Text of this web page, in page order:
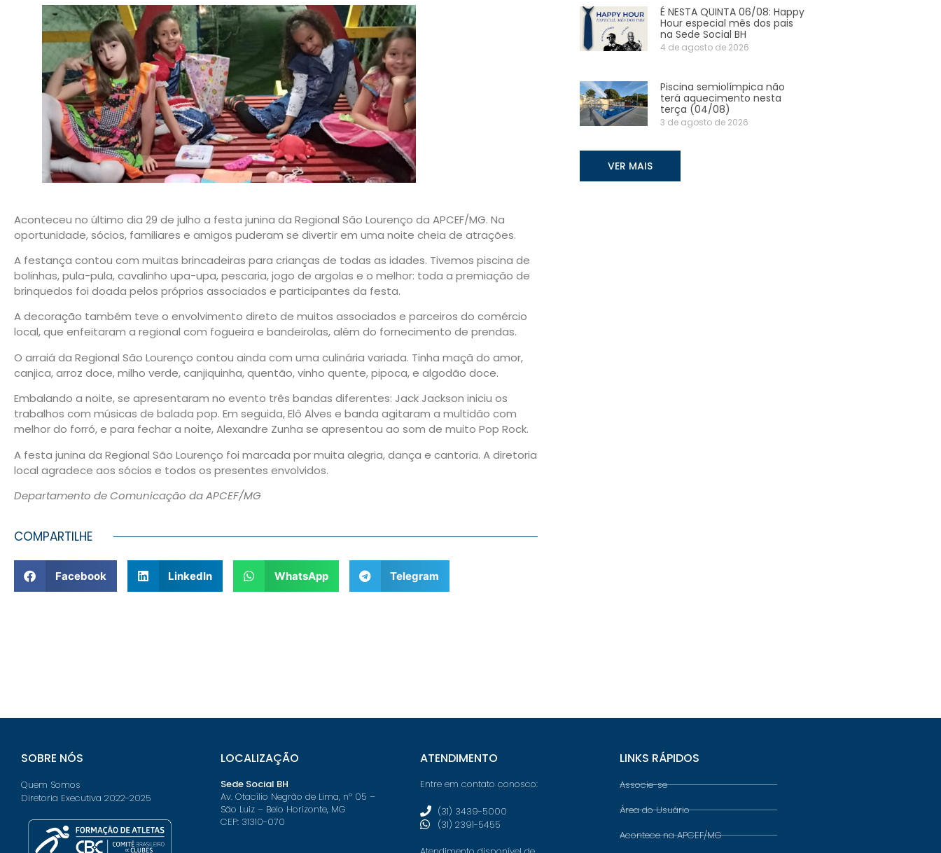
Aconteceu no último dia 29 de julho a festa junina da Regional São Lourenço da APCEF/MG. Na
oportunidade, sócios, familiares e amigos puderam se divertir em uma noite cheia de atrações.
A festança contou com muitas brincadeiras para crianças de todas as idades. Tivemos piscina de
bolinhas, pula-pula, cavalinho upa-upa, pescaria, jogo de argolas e o melhor: toda a premiação de
brinquedos foi doada pelos próprios associados e participantes da festa.
A decoração também teve o envolvimento direto de muitos associados e parceiros do comércio
local, que enfeitaram a regional com fogueira e bandeirolas, além do fornecimento de prendas.
O arraiá da Regional São Lourenço contou ainda com uma culinária variada. Tinha maçã do amor,
canjica, arroz doce, milho verde, canjiquinha, quentão, vinho quente, pipoca, e algodão doce.
Embalando a noite, se apresentaram no evento três bandas diferentes: Jack Jackson iniciu os
trabalhos com músicas de balada pop. Em seguida, Elô Alves e banda agitaram a multidão com
melhor do forró, e para fechar a noite, Alexandre Zunha se apresentou ao som de muito Pop Rock.
A festa junina da Regional São Lourenço foi marcada por muita alegria, dança e cantoria. A diretoria
local agradece aos sócios e todos os presentes envolvidos.
Departamento de Comunicação da APCEF/MG
COMPARTILHE
Facebook LinkedIn WhatsApp Telegram
É NESTA QUINTA 06/08: Happy
Hour especial mês dos pais
na Sede Social BH
4 de agosto de 2026
Piscina semiolímpica não
terá aquecimento nesta
terça (04/08)
3 de agosto de 2026
VER MAIS
SOBRE NÓS
Quem Somos
Diretoria Executiva 2022-2025
LOCALIZAÇÃO
Sede Social BH
Av. Otacílio Negrão de Lima, nº 05 –
São Luiz – Belo Horizonte, MG
CEP: 31310-070
ATENDIMENTO
Entre em contato conosco:
(31) 3439-5000
(31) 2391-5455
LINKS RÁPIDOS
Associe-se
Área do Usuário
Acontece na APCEF/MG